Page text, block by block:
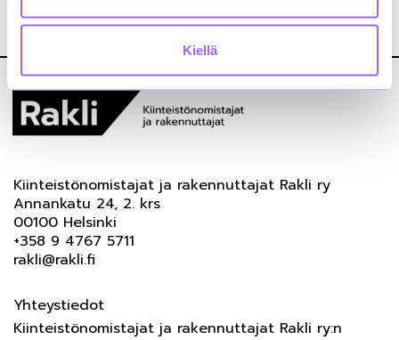
Kiellä
Klinikan loppuraportti
Kiinteistönomistajat ja rakennuttajat Rakli ry
Annankatu 24, 2. krs
00100 Helsinki
+358 9 4767 5711
rakli@rakli.fi
Yhteystiedot
Kiinteistönomistajat ja rakennuttajat Rakli ry:n